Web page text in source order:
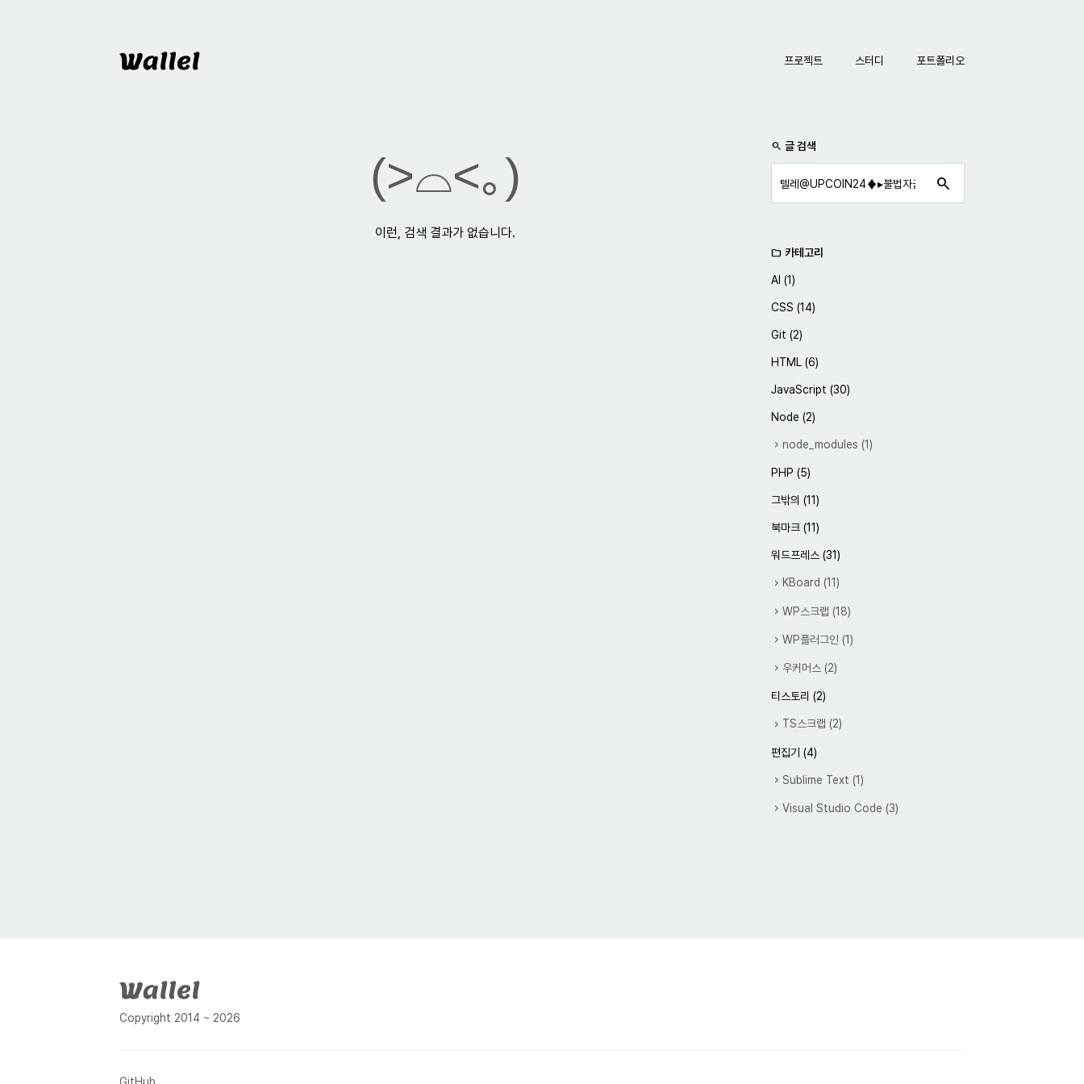
Wallel 네비게이션
프로젝트 스터디 포트폴리오
(>⌓<｡)
이런, 검색 결과가 없습니다.
사이드바
search 글 검색
search
folder 카테고리
AI (1)
CSS (14)
Git (2)
HTML (6)
JavaScript (30)
Node (2)
node_modules (1)
PHP (5)
그밖의 (11)
북마크 (11)
워드프레스 (31)
KBoard (11)
WP스크랩 (18)
WP플러그인 (1)
우커머스 (2)
티스토리 (2)
TS스크랩 (2)
편집기 (4)
Sublime Text (1)
Visual Studio Code (3)
Copyright 2014 ~ 2026